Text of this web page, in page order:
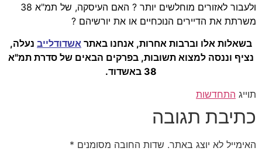
ולעבור לאזורים מוחלשים יותר ? האם העיסקה, של תמ"א 38
משרתת את הדיירים הנוכחיים או את יורשיהם ?
בשאלות אלו וברבות אחרות, אנחנו באתר אשדודלייב נעלה,
נציף וננסה למצוא תשובות, בפרקים הבאים של סדרת תמ"א
38 באשדוד.
תוייג התחדשות
כתיבת תגובה
האימייל לא יוצג באתר. שדות החובה מסומנים *